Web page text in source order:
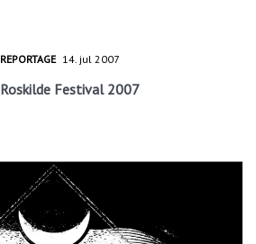
REPORTAGE 14. jul 2007
Roskilde Festival 2007